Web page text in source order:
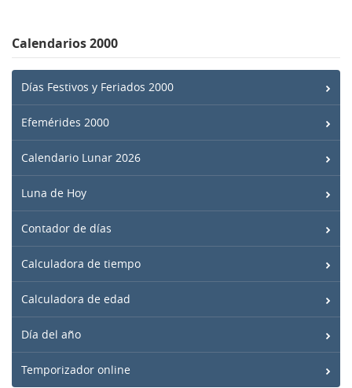
Calendarios 2000
Días Festivos y Feriados 2000
Efemérides 2000
Calendario Lunar 2026
Luna de Hoy
Contador de días
Calculadora de tiempo
Calculadora de edad
Día del año
Temporizador online